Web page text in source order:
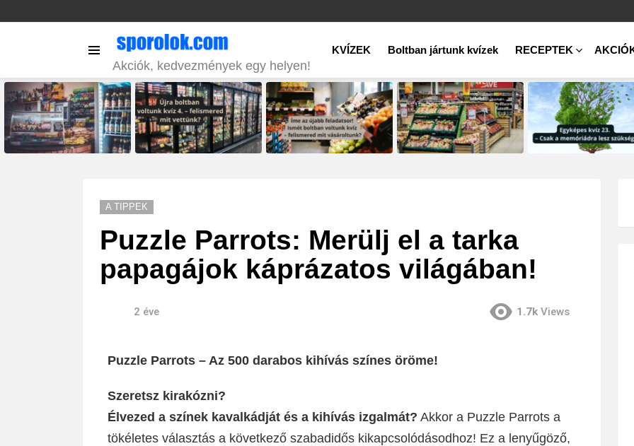
Akciók, kedvezmények egy helyen!
KVÍZEK Boltban jártunk kvízek RECEPTEK
STORIES
A TIPPEK
Puzzle Parrots: Merülj el a tarka
papagájok káprázatos világában!
2 éve 1.7k Views
Puzzle Parrots – Az 500 darabos kihívás színes öröme!
Szeretsz kirakózni?
Élvezed a színek kavalkádját és a kihívás izgalmát? Akkor a Puzzle Parrots a
tökéletes választás a következő szabadidős kikapcsolódásodhoz! Ez a lenyűgöző,